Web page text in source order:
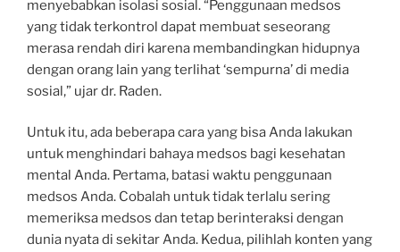
menyebabkan isolasi sosial. “Penggunaan medsos
yang tidak terkontrol dapat membuat seseorang
merasa rendah diri karena membandingkan hidupnya
dengan orang lain yang terlihat ‘sempurna’ di media
sosial,” ujar dr. Raden.
Untuk itu, ada beberapa cara yang bisa Anda lakukan
untuk menghindari bahaya medsos bagi kesehatan
mental Anda. Pertama, batasi waktu penggunaan
medsos Anda. Cobalah untuk tidak terlalu sering
memeriksa medsos dan tetap berinteraksi dengan
dunia nyata di sekitar Anda. Kedua, pilihlah konten yang